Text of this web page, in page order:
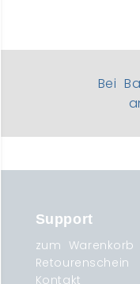
Bei
Support
zum Warenkorb
Retourenschein
Kontakt